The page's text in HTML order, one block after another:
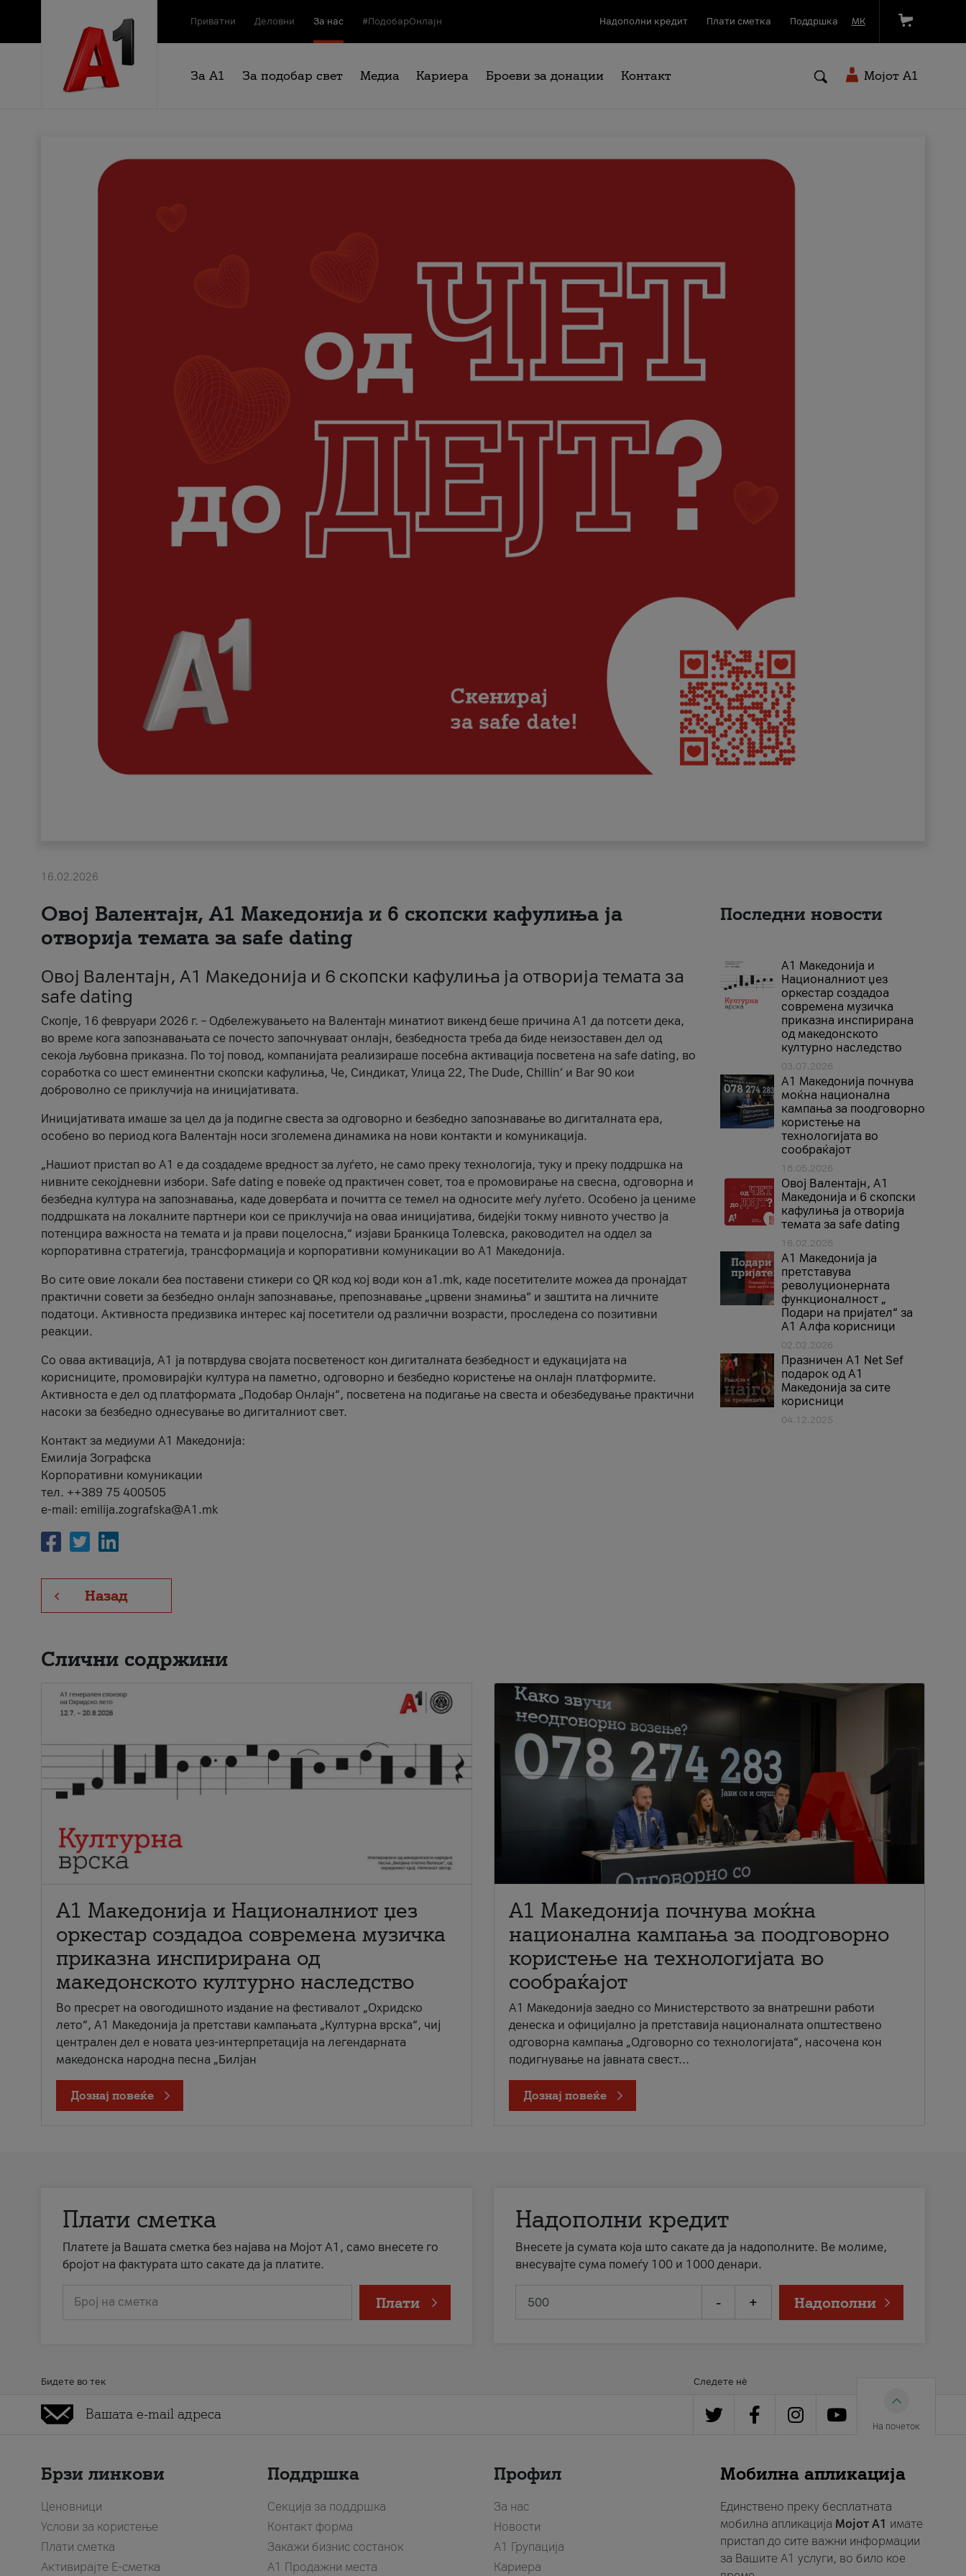
Приватни Деловни За нас #ПодобарОнлајн Надополни кредит Плати сметка Поддршка МК
За А1 За подобар свет Медиа Кариера Броеви за донации Контакт Мојот A1
16.02.2026
Овој Валентајн, A1 Македонија и 6 скопски кафулиња ја
отворија темата за safe dating
Овој Валентајн, A1 Македонија и 6 скопски кафулиња ја отворија темата за
safe dating
Скопје, 16 февруари 2026 г. – Одбележувањето на Валентајн минатиот викенд беше причина А1 да потсети дека,
во време кога запознавањата се почесто започнуваат онлајн, безбедноста треба да биде неизоставен дел од
секоја љубовна приказна. По тој повод, компанијата реализираше посебна активација посветена на safe dating, во
соработка со шест еминентни скопски кафулиња, Че, Синдикат, Улица 22, The Dude, Chillin’ и Bar 90 кои
доброволно се приклучија на иницијативата.
Иницијативата имаше за цел да ја подигне свеста за одговорно и безбедно запознавање во дигиталната ера,
особено во период кога Валентајн носи зголемена динамика на нови контакти и комуникација.
„Нашиот пристап во А1 е да создадеме вредност за луѓето, не само преку технологија, туку и преку поддршка на
нивните секојдневни избори. Safe dating е повеќе од практичен совет, тоа е промовирање на свесна, одговорна и
безбедна култура на запознавања, каде довербата и почитта се темел на односите меѓу луѓето. Особено ја цениме
поддршката на локалните партнери кои се приклучија на оваа иницијатива, бидејќи токму нивното учество ја
потенцира важноста на темата и ја прави поцелосна,“ изјави Бранкица Толевска, раководител на оддел за
корпоративна стратегија, трансформација и корпоративни комуникации во А1 Македонија.
Во сите овие локали беа поставени стикери со QR код кој води кон a1.mk, каде посетителите можеа да пронајдат
практични совети за безбедно онлајн запознавање, препознавање „црвени знамиња“ и заштита на личните
податоци. Активноста предизвика интерес кај посетители од различни возрасти, проследена со позитивни
реакции.
Со оваа активација, А1 ја потврдува својата посветеност кон дигиталната безбедност и едукацијата на
корисниците, промовирајќи култура на паметно, одговорно и безбедно користење на онлајн платформите.
Активноста е дел од платформата „Подобар Онлајн“, посветена на подигање на свеста и обезбедување практични
насоки за безбедно однесување во дигиталниот свет.
Контакт за медиуми А1 Македонија:
Емилија Зографска
Корпоративни комуникации
тел. ++389 75 400505
e-mail: emilija.zografska@A1.mk
Назад
Последни новости
А1 Македонија и
Националниот џез
оркестар создадоа
современа музичка
приказна инспирирана
од македонското
културно наследство
03.07.2026
A1 Македонија почнува
моќна национална
кампања за поодговорно
користење на
технологијата во
сообраќајот
18.05.2026
Овој Валентајн, A1
Македонија и 6 скопски
кафулиња ја отворија
темата за safe dating
16.02.2026
А1 Македонија ја
претставува
револуционерната
функционалност „
Подари на пријател“ за
А1 Алфа корисници
02.02.2026
Празничен A1 Net Sеf
подарок од А1
Македонија за сите
корисници
04.12.2025
Слични содржини
А1 Македонија и Националниот џез
оркестар создадоа современа музичка
приказна инспирирана од
македонското културно наследство
Во пресрет на овогодишното издание на фестивалот „Охридско
лето“, А1 Македонија ја претстави кампањата „Културна врска“, чиј
централен дел е новата џез-интерпретација на легендарната
македонска народна песна „Билјан
Дознај повеќе
A1 Македонија почнува моќна
национална кампања за поодговорно
користење на технологијата во
сообраќајот
A1 Македонија заедно со Министерството за внатрешни работи
денеска и официјално ја претставија националната општествено
одговорна кампања „Одговорно со технологијата“, насочена кон
подигнување на јавната свест...
Дознај повеќе
Плати сметка
Платете ја Вашата сметка без најава на Мојот А1, само внесете го
бројот на фактурата што сакате да ја платите.
Број на сметка Плати
Надополни кредит
Внесете ја сумата која што сакате да ја надополните. Ве молиме,
внесувајте сума помеѓу 100 и 1000 денари.
- + Надополни
Бидете во тек Следете нè
На почеток
Брзи линкови
Ценовници
Услови за користење
Плати сметка
Активирајте Е-сметка
Поддршка
Секција за поддршка
Контакт форма
Закажи бизнис состанок
A1 Продажни места
Профил
За нас
Новости
А1 Групација
Кариера
Мобилна апликација
Единствено преку бесплатната
мобилна апликација Мојот A1 имате
пристап до сите важни информации
за Вашите A1 услуги, во било кое